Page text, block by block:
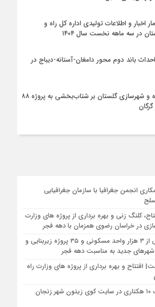
اخبار و اطلاعات تولیدی اداره کل راه و
در سه ماهه نخست سال ۱۴۰۴
باند دوم محور دامغان-آستانه-دیباج در
تأکید مدیرکل راه و شهرسازی گلستان بر شتاب‌بخشی به پروژه ۸۸۸
حوزه نظارت عالیه اداره نظام مهندسی و
به تأمین زمین و ساخت مسکن ایثارگران در
میدانی و نشست تخصصی با حضور مدیران دفاتر
ملی زمین و مسکن به‌منظور رفع موانع
خدمات‌رسان، محور نشست مدیرکل راه و
برق مشهد
دوم باباحیدر_ چلگرد، به واسطه اخذ اعتبارات
انجمن جغرافیا با سازمان جغرافیایی
کلنگ زنی و بهره برداری از پروژه های وزارت
در خراسان رضوی همزمان با دهه فجر
افتتاح بیش از ۳ هزار واحد مسکونی و ۳۵ پروژه زیربنایی و
شهرهای جدید به مناسبت دهه فجر
افتتاح و بهره برداری از پروژه های وزارت راه